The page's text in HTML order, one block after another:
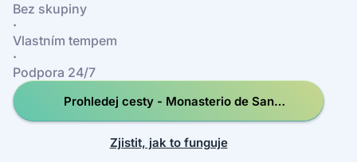
Bez skupiny
·
Vlastním tempem
·
Podpora 24/7
Prohledej cesty - Monasterio de San
Zjistit, jak to funguje